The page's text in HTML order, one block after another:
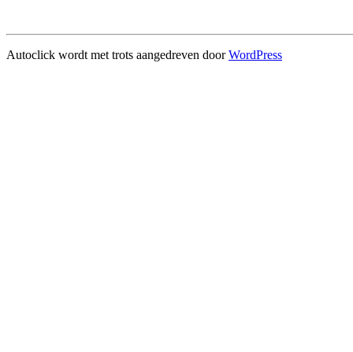
Autoclick wordt met trots aangedreven doorWordPress